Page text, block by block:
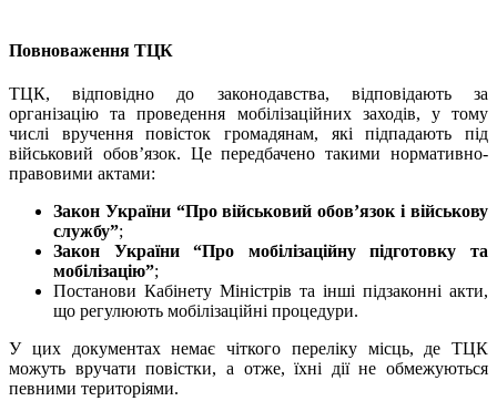
Повноваження ТЦК
ТЦК, відповідно до законодавства, відповідають за
організацію та проведення мобілізаційних заходів, у тому
числі вручення повісток громадянам, які підпадають під
військовий обов’язок. Це передбачено такими нормативно-
правовими актами:
Закон України “Про військовий обов’язок і військову
службу”;
Закон України “Про мобілізаційну підготовку та
мобілізацію”;
Постанови Кабінету Міністрів та інші підзаконні акти,
що регулюють мобілізаційні процедури.
У цих документах немає чіткого переліку місць, де ТЦК
можуть вручати повістки, а отже, їхні дії не обмежуються
певними територіями.